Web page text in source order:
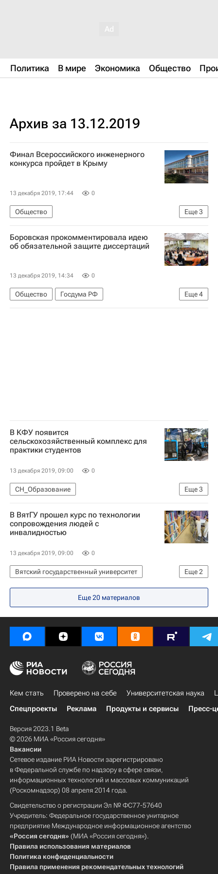
Политика В мире Экономика Общество
Архив за 13.12.2019
Финал Всероссийского инженерного
конкурса пройдет в Крыму
13 декабря 2019, 17:44 0
Еще3
Общество
Крымский федеральный университет (КФУ)
Навигатор абитуриента
Республика Крым
Боровская прокомментировала идею
об обязательной защите диссертаций
13 декабря 2019, 14:34 0
Еще4
Общество
Госдума РФ
Марина Боровская
СН_Образование
В КФУ появится
сельскохозяйственный комплекс для
практики студентов
13 декабря 2019, 09:00 0
Еще3
СН_Образование
Крымский федеральный университет (КФУ)
Навигатор абитуриента
Кем стать
В ВятГУ прошел курс по технологии
сопровождения людей с
инвалидностью
13 декабря 2019, 09:00 0
Еще2
Вятский государственный университет
СН_Образование
Навигатор абитуриента
Еще 20 материалов
Кем стать Проверено на себе Университетская наука
Спецпроекты
Реклама Продукты и сервисы Пресс-
Версия 2023.1 Beta
© 2026 МИА «Россия сегодня»
Вакансии
Сетевое издание РИА Новости зарегистрировано
в Федеральной службе по надзору в сфере связи,
информационных технологий и массовых коммуникаций
(Роскомнадзор) 08 апреля 2014 года.
Свидетельство о регистрации Эл № ФС77-57640
Учредитель: Федеральное государственное унитарное
предприятие Международное информационное агентство
«Россия сегодня» (МИА «Россия сегодня»).
Правила использования материалов
Политика конфиденциальности
Правила применения рекомендательных технологий